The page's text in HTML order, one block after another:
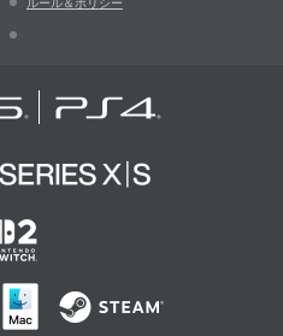
ルール＆ポリシー